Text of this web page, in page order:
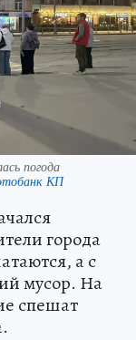
погода
КП
города
а с
мусор. На
спешат